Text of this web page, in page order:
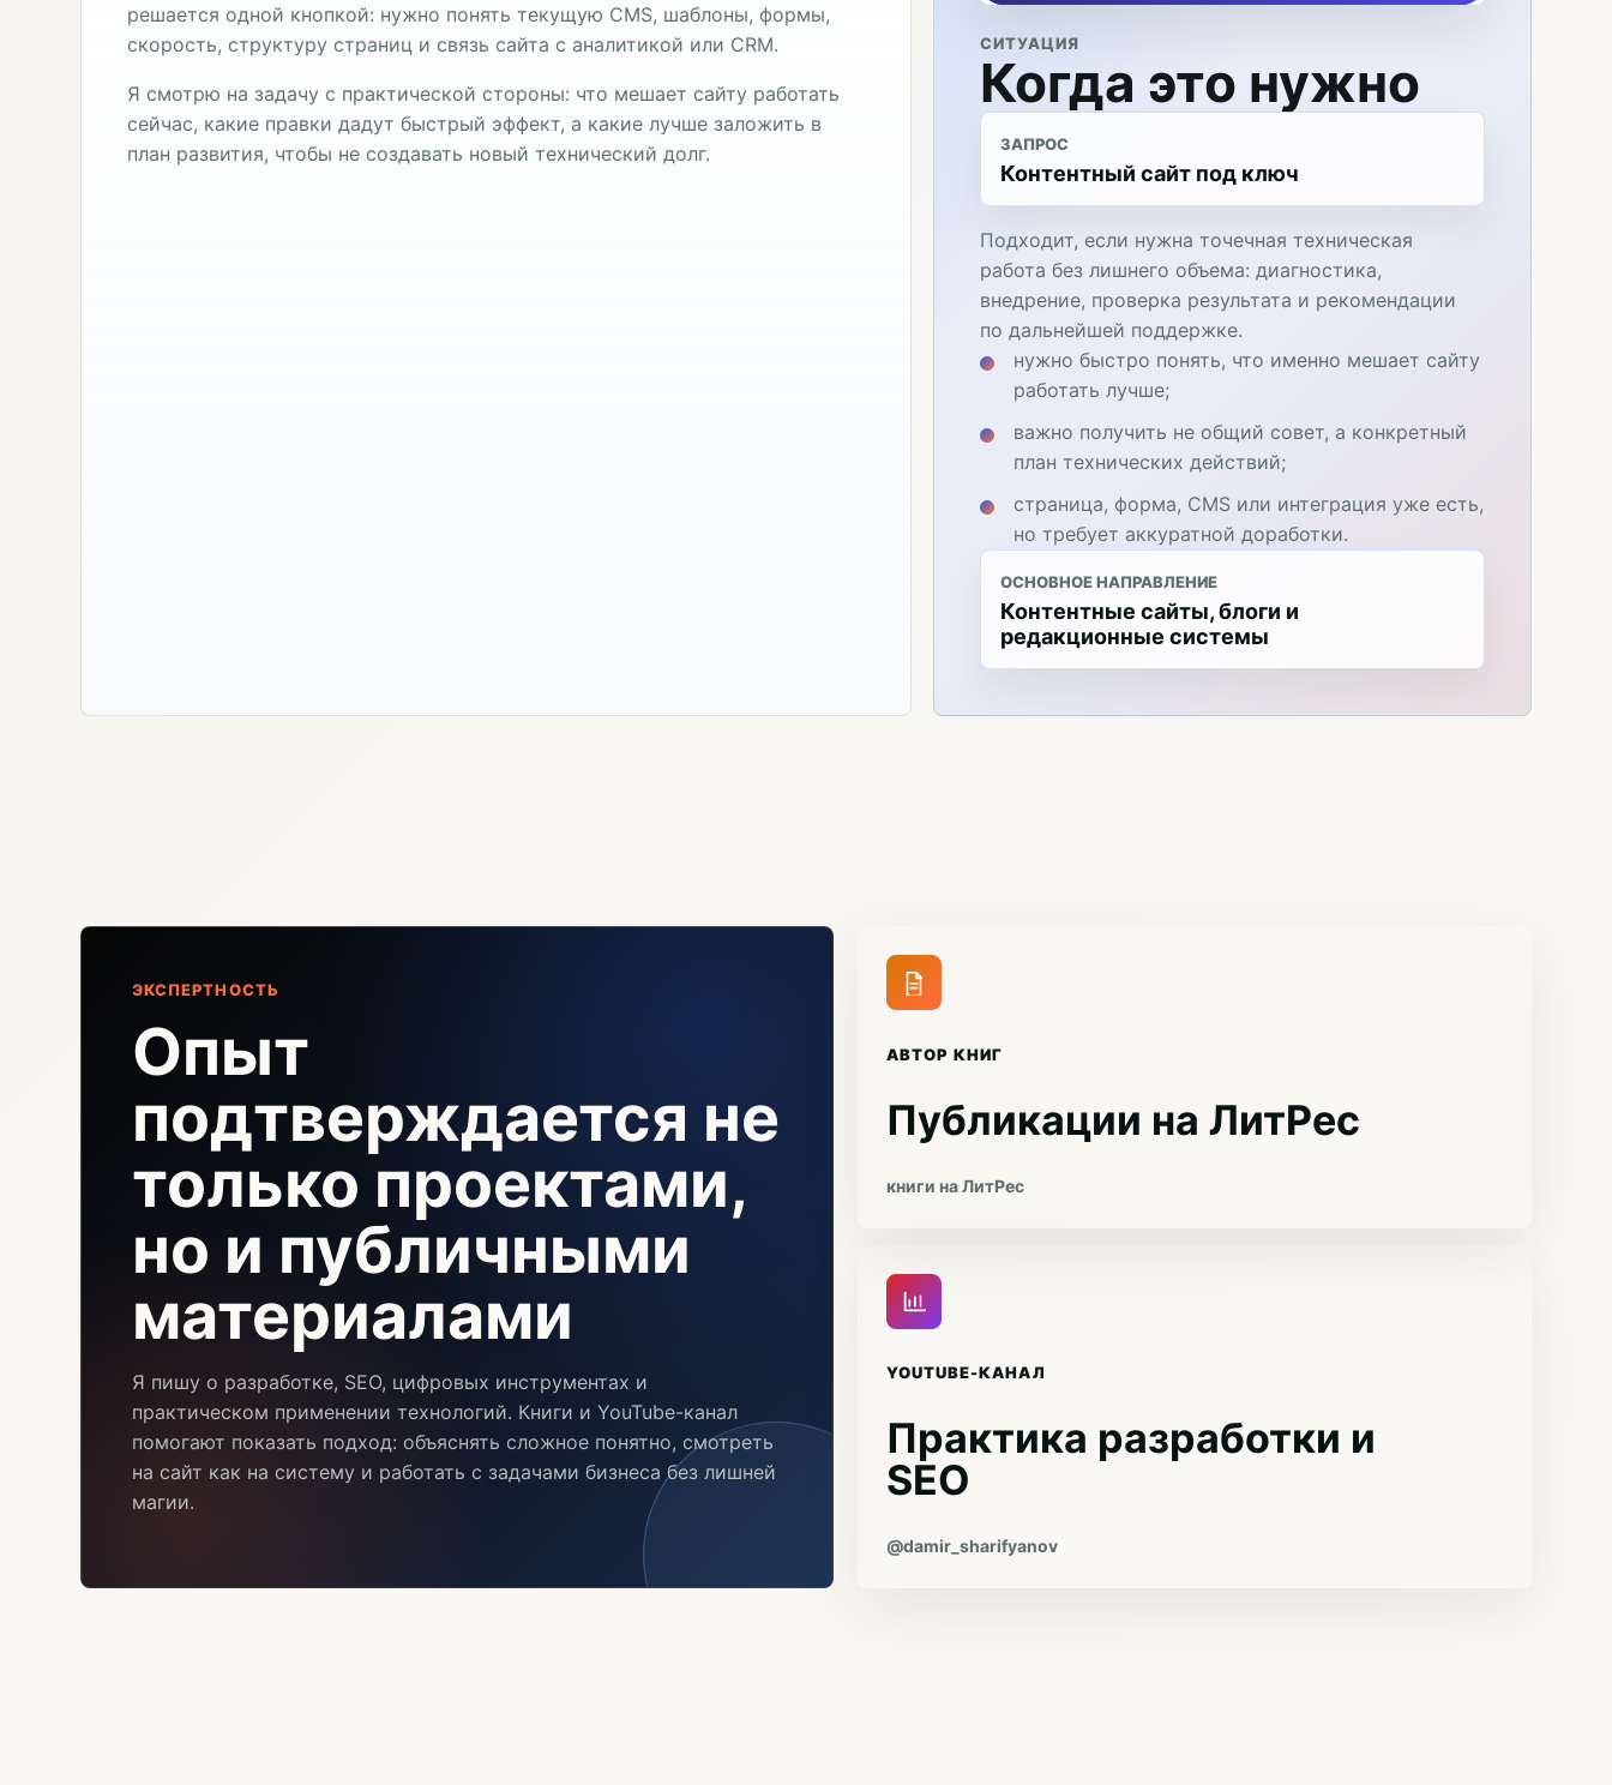
решается одной кнопкой: нужно понять текущую CMS, шаблоны, формы,
скорость, структуру страниц и связь сайта с аналитикой или CRM.
Я смотрю на задачу с практической стороны: что мешает сайту работать
сейчас, какие правки дадут быстрый эффект, а какие лучше заложить в
план развития, чтобы не создавать новый технический долг.
СИТУАЦИЯ
Когда это нужно
ЗАПРОС
Контентный сайт под ключ
Подходит, если нужна точечная техническая
работа без лишнего объема: диагностика,
внедрение, проверка результата и рекомендации
по дальнейшей поддержке.
нужно быстро понять, что именно мешает сайту
работать лучше;
важно получить не общий совет, а конкретный
план технических действий;
страница, форма, CMS или интеграция уже есть,
но требует аккуратной доработки.
ОСНОВНОЕ НАПРАВЛЕНИЕ
Контентные сайты, блоги и
редакционные системы
ЭКСПЕРТНОСТЬ
Опыт
подтверждается не
только проектами,
но и публичными
материалами
Я пишу о разработке, SEO, цифровых инструментах и
практическом применении технологий. Книги и YouTube-канал
помогают показать подход: объяснять сложное понятно, смотреть
на сайт как на систему и работать с задачами бизнеса без лишней
магии.
АВТОР КНИГ
Публикации на ЛитРес
книги на ЛитРес
YOUTUBE-КАНАЛ
Практика разработки и
SEO
@damir_sharifyanov